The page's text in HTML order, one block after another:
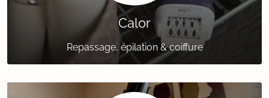
Calor
Repassage, épilation & coiffure